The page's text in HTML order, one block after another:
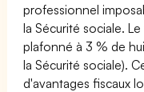
professionnel
la Sécurité sociale.
plafonné à 3 % de
la Sécurité sociale).
d'avantages fiscaux